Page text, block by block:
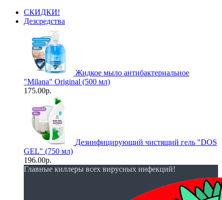
СКИДКИ!
Дезсредства
Жидкое мыло антибактериальное
"Milana" Original (500 мл)
175.00р.
Дезинфицирующий чистящий гель "DOS
GEL" (750 мл)
196.00р.
Главные киллеры всех вирусных инфекций!